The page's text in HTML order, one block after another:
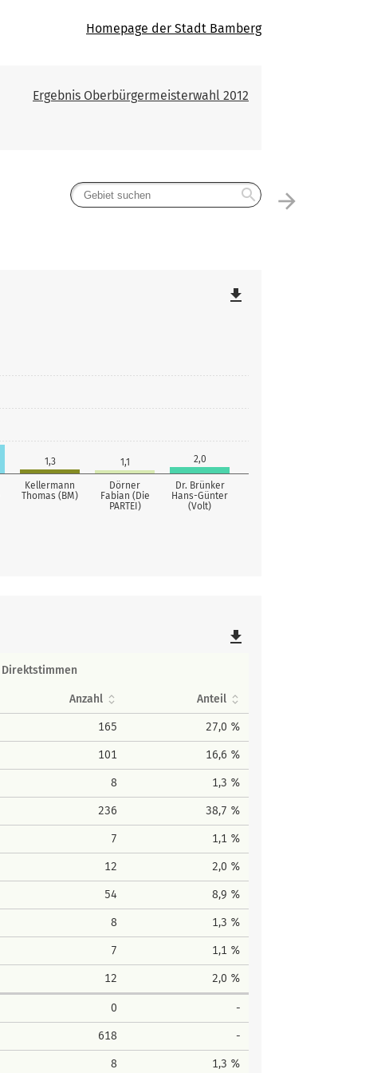
Homepage der Stadt Bamberg
Ergebnis Oberbürgermeisterwahl 2012
arrow_forward
search
Kellermann
Thomas (BM)
Dörner
Fabian (Die
PARTEI)
Dr. Brünker
Hans-Günter
(Volt)
1,3 1,1 2,0
file_download
file_download
Direktstimmen
Anzahl Anteil
165 27,0 %
101 16,6 %
8 1,3 %
236 38,7 %
7 1,1 %
12 2,0 %
54 8,9 %
8 1,3 %
7 1,1 %
12 2,0 %
0 -
618 -
8 1,3 %